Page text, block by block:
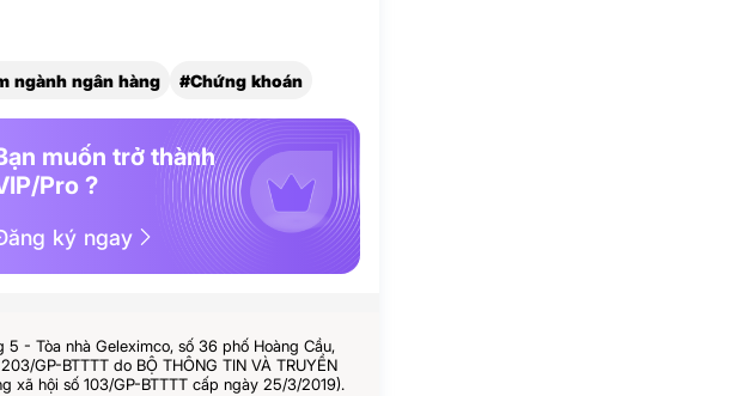
ngành ngân hàng #Chứng khoán
muốn trở thành
Pro ?
ký ngay
- Tòa nhà Geleximco, số 36 phố Hoàng Cầu,
GP-BTTTT do BỘ THÔNG TIN VÀ TRUYỀN
xã hội số 103/GP-BTTTT cấp ngày 25/3/2019).